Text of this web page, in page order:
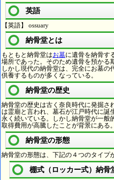
英語
【英語】 ossuary
納骨堂とは
もともと納骨堂はお墓に遺骨を納骨す
場所であった。そのため遺骨を預かる
しかし現代の納骨堂は、完全にお墓の
供養するものが多くなっている。
納骨堂の歴史
納骨堂の歴史は古く奈良時代に発掘さ
は霊廟と言われ、墓石が江戸時代に誕
永く続いている。しかし納骨堂が一般
取得費用が高騰したことが背景にある。
納骨堂の形態
納骨堂の形態は、下記の４つのタイプ
棚式（ロッカー式）納骨